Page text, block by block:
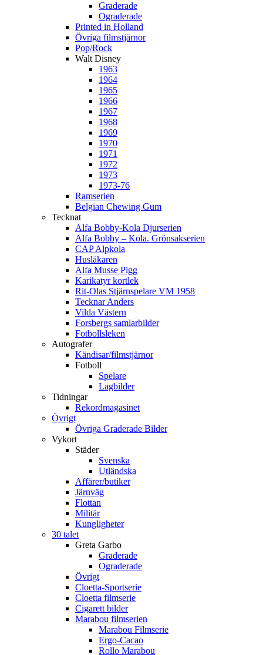
Graderade
Ograderade
Printed in Holland
Övriga filmstjärnor
Pop/Rock
Walt Disney
1963
1964
1965
1966
1967
1968
1969
1970
1971
1972
1973
1973-76
Ramserien
Belgian Chewing Gum
Tecknat
Alfa Bobby-Kola Djurserien
Alfa Bobby – Kola. Grönsakserien
CAP Alpkola
Husläkaren
Alfa Musse Pigg
Karikatyr kortlek
Rit-Olas Stjärnspelare VM 1958
Tecknar Anders
Vilda Västern
Forsbergs samlarbilder
Fotbollsleken
Autografer
Kändisar/filmstjärnor
Fotboll
Spelare
Lagbilder
Tidningar
Rekordmagasinet
Övrigt
Övriga Graderade Bilder
Vykort
Städer
Svenska
Utländska
Affärer/butiker
Järnväg
Flottan
Militär
Kungligheter
30 talet
Greta Garbo
Graderade
Ograderade
Övrigt
Cloetta-Sportserie
Cloetta filmserie
Cigarett bilder
Marabou filmserien
Marabou Filmserie
Ergo-Cacao
Rollo Marabou